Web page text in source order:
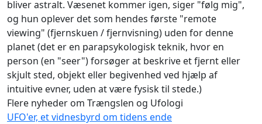
bliver astralt. Væsenet kommer igen, siger "følg mig",
og hun oplever det som hendes første "remote
viewing" (fjernskuen / fjernvisning) uden for denne
planet (det er en parapsykologisk teknik, hvor en
person (en "seer") forsøger at beskrive et fjernt eller
skjult sted, objekt eller begivenhed ved hjælp af
intuitive evner, uden at være fysisk til stede.)
Flere nyheder om Trængslen og Ufologi
UFO'er, et vidnesbyrd om tidens ende